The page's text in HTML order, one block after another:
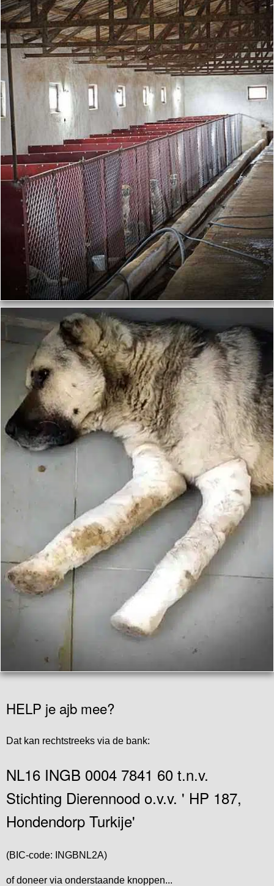
HELP je ajb mee?
Dat kan rechtstreeks via de bank:
NL16 INGB 0004 7841 60 t.n.v.
Stichting Dierennood o.v.v. ' HP 187,
Hondendorp Turkije'
(BIC-code: INGBNL2A)
of doneer via onderstaande knoppen...